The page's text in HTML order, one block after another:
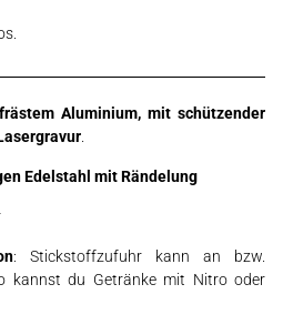
Aluminium, mit schützender
.
Edelstahl mit Rändelung
: Stickstoffzufuhr kann an bzw.
kannst du Getränke mit Nitro oder